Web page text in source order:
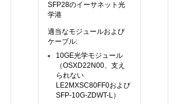
SFP28のイーサネット光
学港
適当なモジュールおよび
ケーブル:
10GE光学モジュール
（OSXD22N00、支え
られない
LE2MXSC80FF0および
SFP-10G-ZDWT-L）